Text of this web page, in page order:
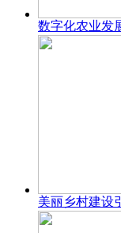
数字化农业发
美丽乡村建设